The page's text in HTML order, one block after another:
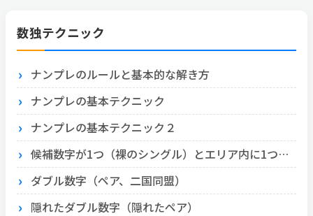
数独テクニック
ナンプレのルールと基本的な解き方
ナンプレの基本テクニック
ナンプレの基本テクニック２
候補数字が1つ（裸のシングル）とエリア内に1つ（隠れたシングル）
ダブル数字（ペア、二国同盟）
隠れたダブル数字（隠れたペア）